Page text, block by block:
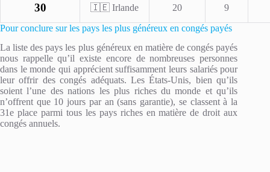
30 🇮🇪 Irlande 20
9
Pour conclure sur les pays les plus généreux en congés payés
La liste des pays les plus généreux en matière de congés payés
nous rappelle qu’il existe encore de nombreuses personnes
dans le monde qui apprécient suffisamment leurs salariés pour
leur offrir des congés adéquats. Les États-Unis, bien qu’ils
soient l’une des nations les plus riches du monde et qu’ils
n’offrent que 10 jours par an (sans garantie), se classent à la
31e place parmi tous les pays riches en matière de droit aux
congés annuels.